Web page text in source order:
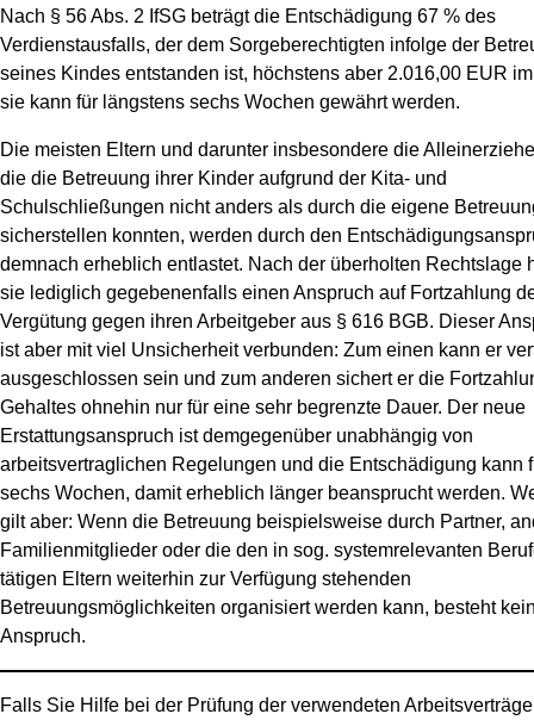
Nach § 56 Abs. 2 IfSG beträgt die Entschädigung 67 % des
Verdienstausfalls, der dem Sorgeberechtigten infolge der
seines Kindes entstanden ist, höchstens aber 2.016,00 EUR
sie kann für längstens sechs Wochen gewährt werden.
Die meisten Eltern und darunter insbesondere die
die die Betreuung ihrer Kinder aufgrund der Kita- und
Schulschließungen nicht anders als durch die eigene
sicherstellen konnten, werden durch den
demnach erheblich entlastet. Nach der überholten Rechtslage
sie lediglich gegebenenfalls einen Anspruch auf Fortzahlung
Vergütung gegen ihren Arbeitgeber aus § 616 BGB. Dieser
ist aber mit viel Unsicherheit verbunden: Zum einen kann er
ausgeschlossen sein und zum anderen sichert er die
Gehaltes ohnehin nur für eine sehr begrenzte Dauer. Der neue
Erstattungsanspruch ist demgegenüber unabhängig von
arbeitsvertraglichen Regelungen und die Entschädigung kann
sechs Wochen, damit erheblich länger beansprucht werden.
gilt aber: Wenn die Betreuung beispielsweise durch Partner,
Familienmitglieder oder die den in sog. systemrelevanten
tätigen Eltern weiterhin zur Verfügung stehenden
Betreuungsmöglichkeiten organisiert werden kann, besteht
Anspruch.
Falls Sie Hilfe bei der Prüfung der verwendeten